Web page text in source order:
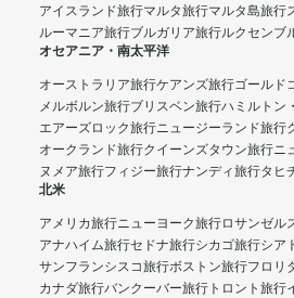
アイスランド旅行マルタ旅行マルタ島旅行
ルーマニア旅行ブルガリア旅行ルクセンブ
オセアニア・南太平洋
オーストラリア旅行ケアンズ旅行ゴールド
メルボルン旅行ブリスベン旅行ハミルトン
エアーズロック旅行ニュージーランド旅行
オークランド旅行クイーンズタウン旅行ニ
ヌメア旅行フィジー旅行ナンディ旅行タヒ
北米
アメリカ旅行ニューヨーク旅行ロサンゼル
アナハイム旅行セドナ旅行シカゴ旅行シア
サンフランシスコ旅行ボストン旅行フロリ
カナダ旅行バンクーバー旅行 トロント旅行